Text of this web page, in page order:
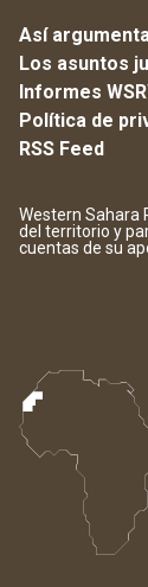
Así
Los asuntos
Informes
Política de
RSS Feed
Western Sahara
del territorio y
cuentas de su